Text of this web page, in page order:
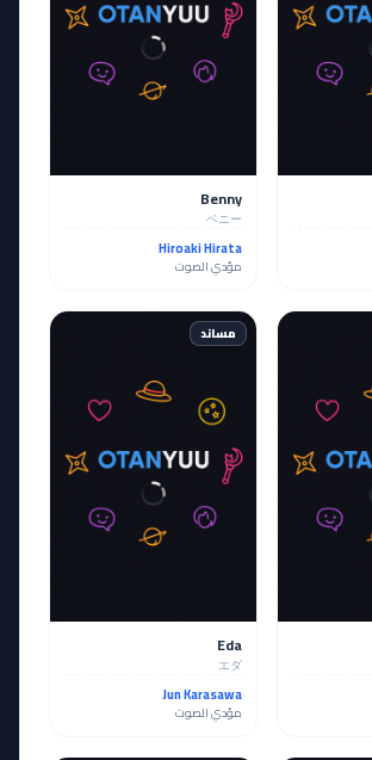
Benny
ベニー
Hiroaki Hirata
مؤدي الصوت
مساند
Eda
エダ
Jun Karasawa
مؤدي الصوت